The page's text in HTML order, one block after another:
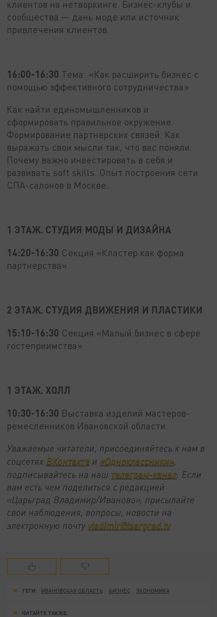
клиентов на нетворкинге. Бизнес-клубы и
сообщества — дань моде или источник
привлечения клиентов.
16:00-16:30 Тема: «Как расширить бизнес с
помощью эффективного сотрудничества»
Как найти единомышленников и
сформировать правильное окружение.
Формирование партнерских связей. Как
выражать свои мысли так, что вас поняли.
Почему важно инвестировать в себя и
развивать soft skills. Опыт построения сети
СПА-салонов в Москве.
1 ЭТАЖ. СТУДИЯ МОДЫ И ДИЗАЙНА
14:20-16:30 Секция «Кластер как форма
партнерства»
2 ЭТАЖ. СТУДИЯ ДВИЖЕНИЯ И ПЛАСТИКИ
15:10-16:30 Секция «Малый бизнес в сфере
гостеприимства»
1 ЭТАЖ. ХОЛЛ
10:30-16:30 Выставка изделий мастеров-
ремесленников Ивановской области
Уважаемые читатели, присоединяйтесь к нам в
соцсетях ВКонтакте и «Одноклассники»,
подписывайтесь на наш телеграм-канал. Если
вам есть чем поделиться с редакцией
«Царьград Владимир/Иваново», присылайте
свои наблюдения, вопросы, новости на
электронную почту vladimir@tsargrad.tv
ТЕГИ: ИВАНОВСКАЯ ОБЛАСТЬ БИЗНЕС ЭКОНОМИКА
ЧИТАЙТЕ ТАКЖЕ: